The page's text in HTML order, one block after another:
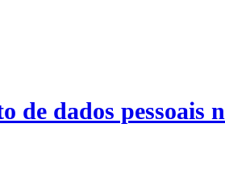
de dados